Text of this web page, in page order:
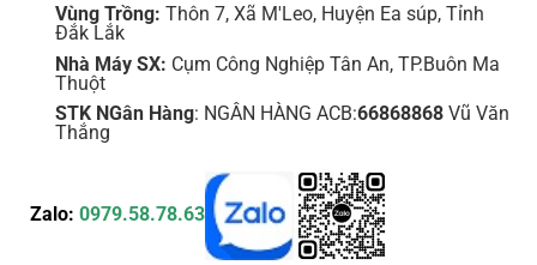
Vùng Trồng: Thôn 7, Xã M'Leo, Huyện Ea súp, Tỉnh
Đắk Lắk
Nhà Máy SX: Cụm Công Nghiệp Tân An, TP.Buôn Ma
Thuột
STK NGân Hàng: NGÂN HÀNG ACB:66868868Vũ Văn
Thắng
Zalo: 0979.58.78.63